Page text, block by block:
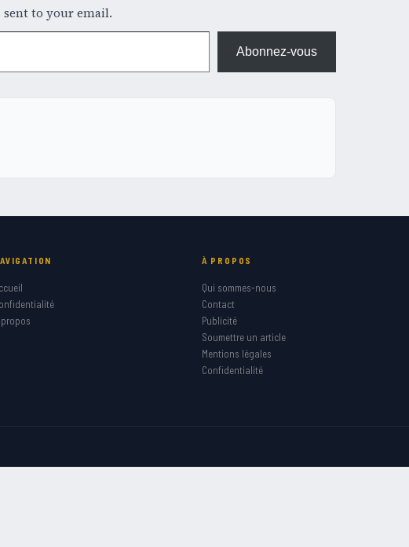
sent to your email.
Abonnez-vous
À PROPOS
Qui sommes-nous
Contact
Publicité
Soumettre un article
Mentions légales
Confidentialité